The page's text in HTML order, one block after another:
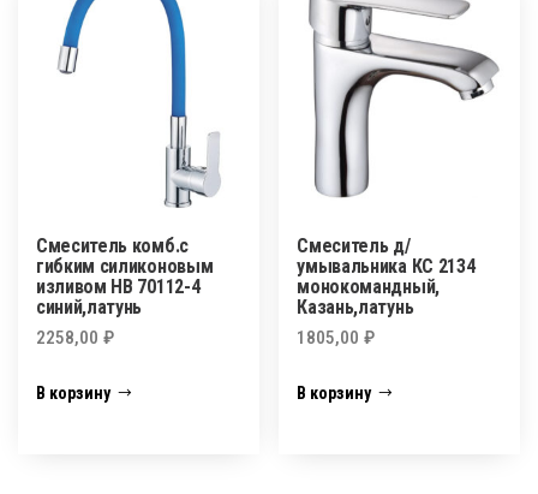
Смеситель комб.с
гибким силиконовым
изливом HВ 70112-4
синий,латунь
2258,00 ₽
В корзину
Смеситель д/
умывальника КС 2134
монокомандный,
Казань,латунь
1805,00₽
В корзину